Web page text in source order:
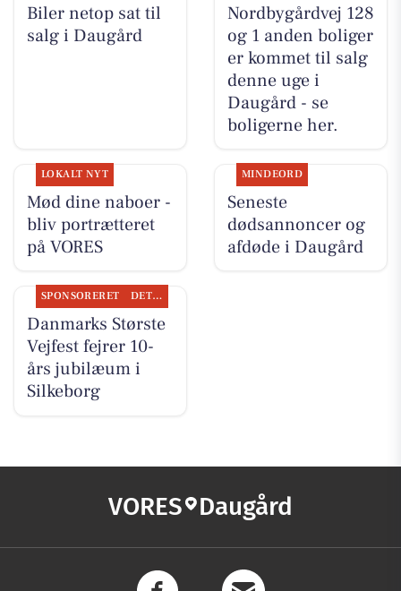
Biler netop sat til
salg i Daugård
Nordbygårdvej 128
og 1 anden boliger
er kommet til salg
denne uge i
Daugård - se
boligerne her.
LOKALT NYT
Mød dine naboer -
bliv portrætteret
på VORES
MINDEORD
Seneste
dødsannoncer og
afdøde i Daugård
SPONSORERET DET SKER
Danmarks Største
Vejfest fejrer 10-
års jubilæum i
Silkeborg
VORES Daugård